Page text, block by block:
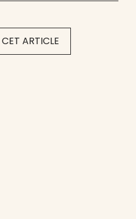
ARTICLE